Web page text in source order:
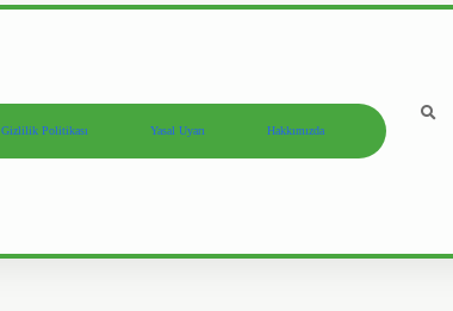
Gizlilik Politikası Yasal Uyarı Hakkımızda